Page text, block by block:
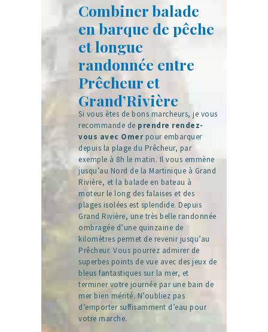
Combiner balade
en barque de pêche
et longue
randonnée entre
Prêcheur et
Grand’Rivière
Si vous êtes de bons marcheurs, je vous
recommande de prendre rendez-
vous avec Omer pour embarquer
depuis la plage du Prêcheur, par
exemple à 8h le matin. Il vous emmène
jusqu’au Nord de la Martinique à Grand
Rivière, et la balade en bateau à
moteur le long des falaises et des
plages isolées est splendide. Depuis
Grand Rivière, une très belle randonnée
ombragée d’une quinzaine de
kilomètres permet de revenir jusqu’au
Prêcheur. Vous pourrez admirer de
superbes points de vue avec des jeux de
bleus fantastiques sur la mer, et
terminer votre journée par une bain de
mer bien mérité. N’oubliez pas
d’emporter suffisamment d’eau pour
votre marche.